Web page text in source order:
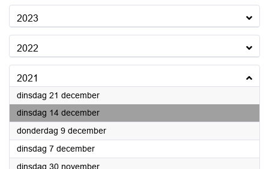
2023
2022
2021
dinsdag 21 december2021
dinsdag 14 december2021
donderdag 9 december2021
dinsdag 7 december2021
dinsdag 30 november2021